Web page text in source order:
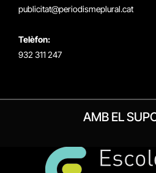
publicitat@periodismeplural.cat
Telèfon:
932 311 247
AMB EL